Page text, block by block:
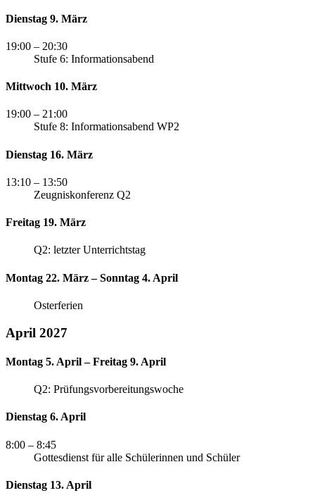
Dienstag 9. März
19:00 – 20:30
Stufe 6: Informationsabend
Mittwoch 10. März
19:00 – 21:00
Stufe 8: Informationsabend WP2
Dienstag 16. März
13:10 – 13:50
Zeugniskonferenz Q2
Freitag 19. März
Q2: letzter Unterrichtstag
Montag 22. März – Sonntag 4. April
Osterferien
April 2027
Montag 5. April – Freitag 9. April
Q2: Prüfungsvorbereitungswoche
Dienstag 6. April
8:00 – 8:45
Gottesdienst für alle Schülerinnen und Schüler
Dienstag 13. April